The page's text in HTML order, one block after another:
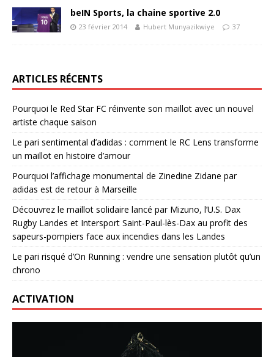
beIN Sports, la chaine sportive 2.0
23 février 2014 Hubert Munyazikwiye 37
ARTICLES RÉCENTS
Pourquoi le Red Star FC réinvente son maillot avec un nouvel
artiste chaque saison
Le pari sentimental d’adidas : comment le RC Lens transforme
un maillot en histoire d’amour
Pourquoi l’affichage monumental de Zinedine Zidane par
adidas est de retour à Marseille
Découvrez le maillot solidaire lancé par Mizuno, l’U.S. Dax
Rugby Landes et Intersport Saint-Paul-lès-Dax au profit des
sapeurs-pompiers face aux incendies dans les Landes
Le pari risqué d’On Running : vendre une sensation plutôt qu’un
chrono
ACTIVATION